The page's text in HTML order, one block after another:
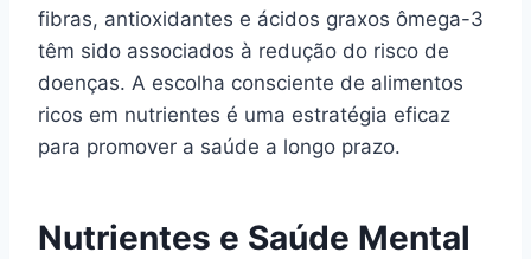
fibras, antioxidantes e ácidos graxos ômega-3
têm sido associados à redução do risco de
doenças. A escolha consciente de alimentos
ricos em nutrientes é uma estratégia eficaz
para promover a saúde a longo prazo.
Nutrientes e Saúde Mental